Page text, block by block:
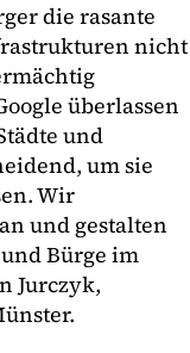
die rasante
nicht
überlassen
und
um sie
Wir
und gestalten
Bürge im
Jurczyk,